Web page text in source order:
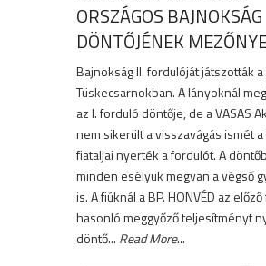
ORSZÁGOS BAJNOKSÁG
DÖNTŐJÉNEK
Bajnokság II. fordulóját játszották
Tüskecsarnokban. A lányoknál
az I. forduló döntője, de a VASAS
nem sikerült a visszavágás ismét a
fiataljai nyerték a fordulót. A
minden esélyük megvan a végső
is. A fiúknál a BP. HONVÉD az
hasonló meggyőző teljesítményt
döntő... Read More...